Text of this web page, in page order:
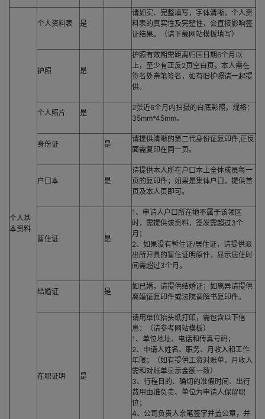
个人基
本资料
个人资料表 是
请如实、完整填写，字体清晰，个人资
料表的真实性及完整性，会直接影响签
证结果。（请下载网站模板填写）
护照 是
护照有效期需距离归国日期6个月以
上，至少有正反2页空白页，本人需在
签名处亲笔签名，如有旧护照请一起提
供。
个人照片 是
2张近6个月内拍摄的白底彩照，规格：
35mm*45mm。
身份证 是
请提供清晰的第二代身份证复印件,正反
面需复印在同一页。
户口本 是
请提供本人所在户口本上全体成员每一
页的复印件；如果是集体户口，提供首
页及本人页即可。
暂住证 是
1、申请人户口所在地不属于该领区
时，需提供该资料，签发需超过3个
月；
2、如果没有暂住证/居住证，请提供派
出所开具的暂住证明原件，显示居住时
间需超过3个月。
结婚证 是
如已婚，请提供结婚证；如离异请提供
离婚证复印件或法院调解书复印件。
在职证明 是
请用单位抬头纸打印，需包含以下信
息：（请参考网站模板）
1、单位地址、电话和传真号码；
2、申请人姓名、职务、月收入和工作
年限；（如有提供工资对账单，月收入
需和对账单显示金额一致）
3、行程目的、确切的准假时间、出行
费用由谁负责、单位为申请人保留职
位；
4、公司负责人亲笔签字并盖公章，并